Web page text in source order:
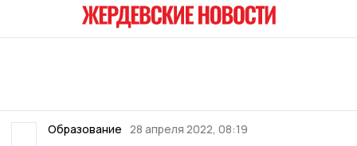
Образование 28 апреля 2022, 08:19